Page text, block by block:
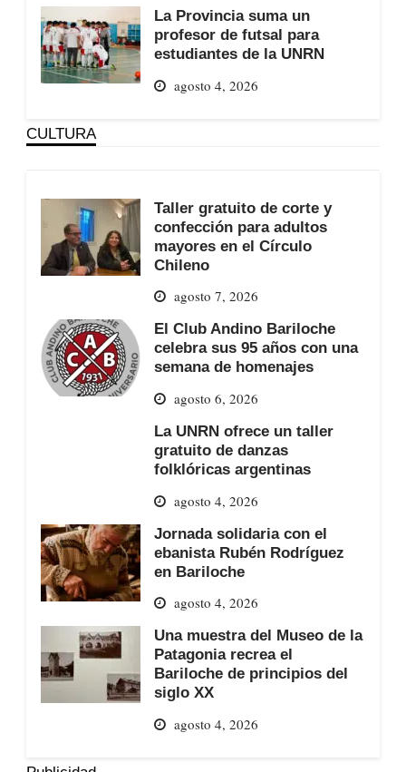
La Provincia suma un
profesor de futsal para
estudiantes de la UNRN
agosto 4, 2026
CULTURA
Taller gratuito de corte y
confección para adultos
mayores en el Círculo
Chileno
agosto 7, 2026
El Club Andino Bariloche
celebra sus 95 años con una
semana de homenajes
agosto 6, 2026
La UNRN ofrece un taller
gratuito de danzas
folklóricas argentinas
agosto 4, 2026
Jornada solidaria con el
ebanista Rubén Rodríguez
en Bariloche
agosto 4, 2026
Una muestra del Museo de la
Patagonia recrea el
Bariloche de principios del
siglo XX
agosto 4, 2026